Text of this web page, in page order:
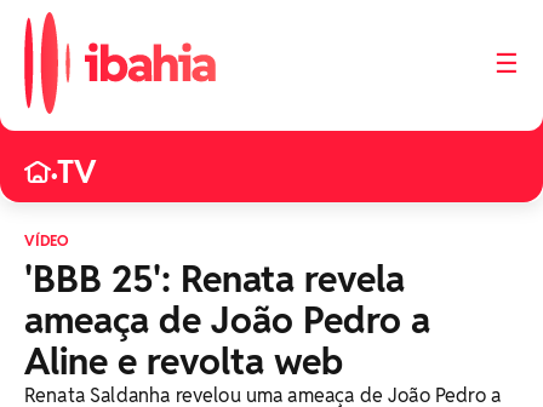
☰
•TV
VÍDEO
'BBB 25': Renata revela
ameaça de João Pedro a
Aline e revolta web
Renata Saldanha revelou uma ameaça de João Pedro a